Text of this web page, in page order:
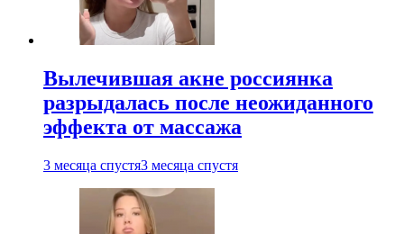
Вылечившая акне россиянка
разрыдалась после неожиданного
эффекта от массажа
3 месяца спустя3 месяца спустя